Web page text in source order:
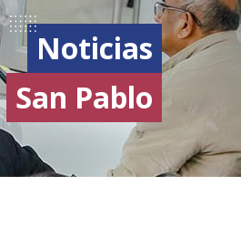
Noticias
San Pablo